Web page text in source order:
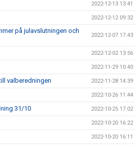
2022-12-13 13:41
2022-12-12 09:32
på julavslutningen och
2022-12-07 17:43
2022-12-02 13:56
2022-11-29 10:40
valberedningen 2022-11-28 14:39
2022-10-26 11:44
31/10 2022-10-25 17:02
2022-10-20 16:22
2022-10-20 16:11